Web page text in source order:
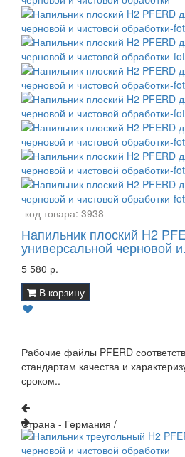
код товара: 3938
Напильник плоский H2
универсальной черновой
5 580 р.
В корзину
Рабочие файлы PFERD
стандартам качества и
сроком..
Страна - Германия /